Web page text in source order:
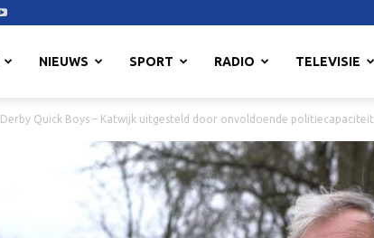
NIEUWS SPORT RADIO TELEVISIE
Derby Quick Boys – Katwijk uitgesteld door onvoldoende politiecapaciteit